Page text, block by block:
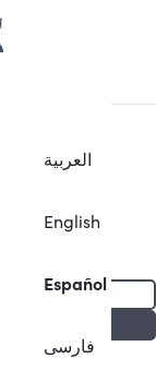
العربية
English
Español
فارسی
español.